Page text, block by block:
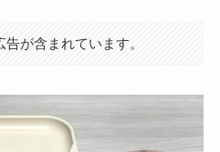
が含まれています。